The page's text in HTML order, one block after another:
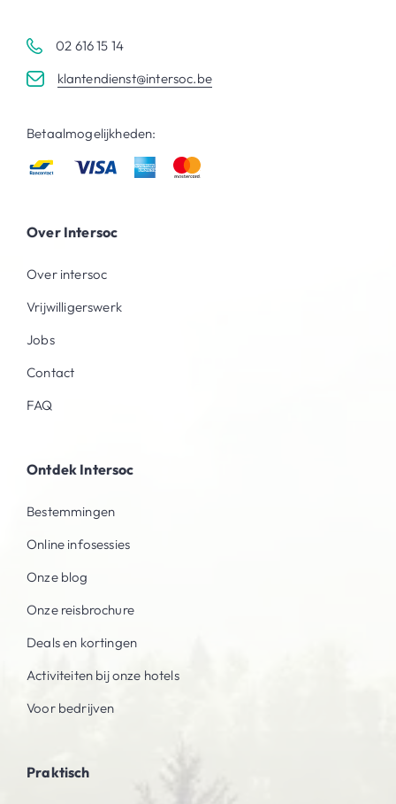
02 616 15 14
klantendienst@intersoc.be
Betaalmogelijkheden:
Over Intersoc
Over intersoc
Vrijwilligerswerk
Jobs
Contact
FAQ
Ontdek Intersoc
Bestemmingen
Online infosessies
Onze blog
Onze reisbrochure
Deals en kortingen
Activiteiten bij onze hotels
Voor bedrijven
Praktisch